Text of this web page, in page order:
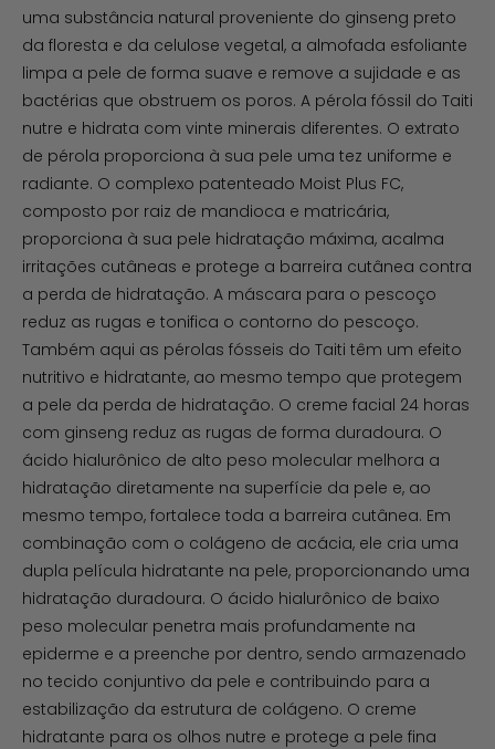
uma substância natural proveniente do ginseng preto
da floresta e da celulose vegetal, a almofada esfoliante
limpa a pele de forma suave e remove a sujidade e as
bactérias que obstruem os poros. A pérola fóssil do Taiti
nutre e hidrata com vinte minerais diferentes. O extrato
de pérola proporciona à sua pele uma tez uniforme e
radiante. O complexo patenteado Moist Plus FC,
composto por raiz de mandioca e matricária,
proporciona à sua pele hidratação máxima, acalma
irritações cutâneas e protege a barreira cutânea contra
a perda de hidratação. A máscara para o pescoço
reduz as rugas e tonifica o contorno do pescoço.
Também aqui as pérolas fósseis do Taiti têm um efeito
nutritivo e hidratante, ao mesmo tempo que protegem
a pele da perda de hidratação. O creme facial 24 horas
com ginseng reduz as rugas de forma duradoura. O
ácido hialurônico de alto peso molecular melhora a
hidratação diretamente na superfície da pele e, ao
mesmo tempo, fortalece toda a barreira cutânea. Em
combinação com o colágeno de acácia, ele cria uma
dupla película hidratante na pele, proporcionando uma
hidratação duradoura. O ácido hialurônico de baixo
peso molecular penetra mais profundamente na
epiderme e a preenche por dentro, sendo armazenado
no tecido conjuntivo da pele e contribuindo para a
estabilização da estrutura de colágeno. O creme
hidratante para os olhos nutre e protege a pele fina